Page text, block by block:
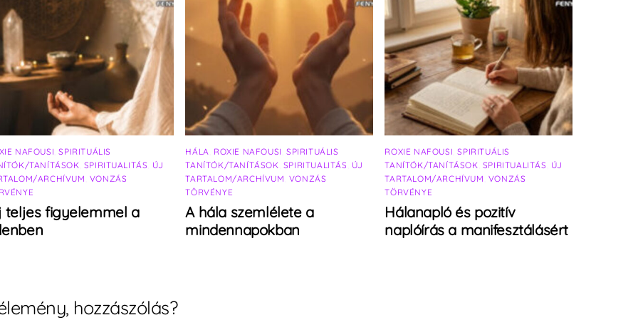
NAFOUSI ,SPIRITUÁLIS
TANÍTÁSOK SPIRITUALITÁS ÚJ
ARCHÍVUM VONZÁS
teljes figyelemmel a
HÁLA ROXIE NAFOUSI SPIRITUÁLIS
TANÍTÓK/TANÍTÁSOK SPIRITUALITÁS ÚJ
TARTALOM/ARCHÍVUM VONZÁS
TÖRVÉNYE
A hála szemlélete a
mindennapokban
ROXIE NAFOUSI ,SPIRITUÁLIS
TANÍTÓK/TANÍTÁSOK SPIRITUALITÁS ÚJ
TARTALOM/ARCHÍVUM VONZÁS
TÖRVÉNYE
Hálanapló és pozitív
naplóírás a manifesztálásért
hozzászólás?